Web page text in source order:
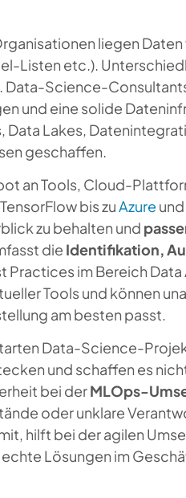
liegen
Listen etc.).
Data-Science-
und eine solide
Data Lakes,
geschaffen.
an Tools, Cloud-
bis zuAzure
zu behalten und
die Identifikation,
Practices im Bereich Data
Tools und können
am besten passt.
Data-Science-
und schaffen es
bei derMLOps-
oder unklare
hilft bei der agilen
Lösungen im